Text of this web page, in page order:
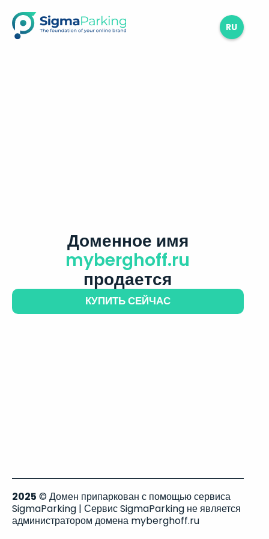
RU
Доменное имя
myberghoff.ru
продается
КУПИТЬ СЕЙЧАС
2025 © Домен припаркован с помощью сервиса
SigmaParking | Сервис SigmaParking не является
администратором домена myberghoff.ru